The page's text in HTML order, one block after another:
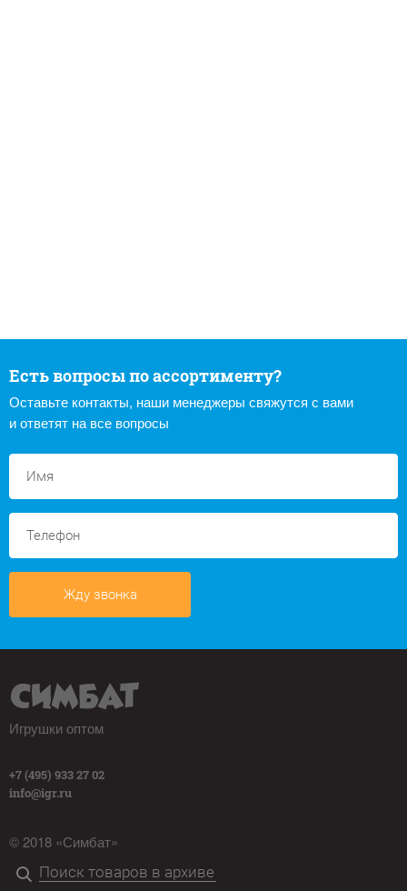
Есть вопросы по ассортименту?
Оставьте контакты, наши менеджеры свяжутся с вами
и ответят на все вопросы
Жду звонка
Игрушки оптом
+7 (495) 933 27 02
info@igr.ru
© 2018 «Симбат»